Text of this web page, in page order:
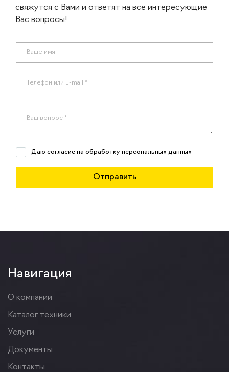
свяжутся с Вами и ответят на все интересующие
Вас вопросы!
Даю согласие на обработку персональных данных
Навигация
О компании
Каталог техники
Услуги
Документы
Контакты